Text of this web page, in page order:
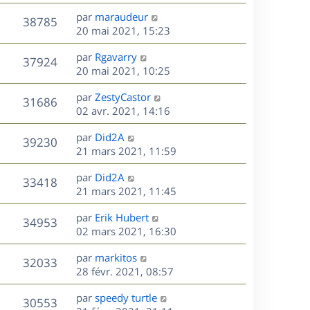
a
g
e
e
s
s
a
g
e
e
r
m
e
s
s
a
g
e
u
r
n
i
e
r
m
e
s
s
a
g
e
38785V
u
D
e
r
n
i
e
r
m
e
s
s
a
g
e
par maraudeur
20 mai 2021, 15:23
37924V
u
e
s
D
e
r
n
i
e
r
m
e
s
s
a
g
e
par Rgavarry
20 mai 2021, 10:25
31686V
u
s
D
e
r
n
i
e
r
m
e
s
s
a
g
e
par ZestyCastor
02 avr. 2021, 14:16
39230V
u
e
s
D
e
r
n
i
e
r
m
e
s
s
a
g
par Did2A
21 mars 2021, 11:59
33418V
u
e
s
D
e
r
n
i
e
r
m
e
s
par Did2A
21 mars 2021, 11:45
34953V
u
e
s
D
e
r
n
i
e
r
par Erik Hubert
02 mars 2021, 16:30
32033V
u
D
e
r
n
par markitos
28 févr. 2021, 08:57
30553V
D
par speedy turtle